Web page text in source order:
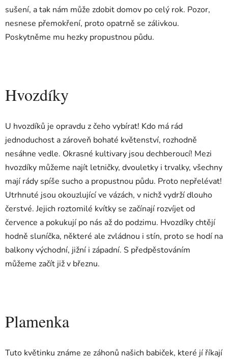
sušení, a tak nám může zdobit domov po celý rok. Pozor,
nesnese přemokření, proto opatrně se zálivkou.
Poskytněme mu hezky propustnou půdu.
Hvozdíky
U hvozdíků je opravdu z čeho vybírat! Kdo má rád
jednoduchost a zároveň bohaté květenství, rozhodně
nesáhne vedle. Okrasné kultivary jsou dechberoucí! Mezi
hvozdíky můžeme najít letničky, dvouletky i trvalky, všechny
mají rády spíše sucho a propustnou půdu. Proto nepřelévat!
Utrhnuté jsou okouzlující ve vázách, v nichž vydrží dlouho
čerstvé. Jejich roztomilé kvítky se začínají rozvíjet od
července a pokukují po nás až do podzimu. Hvozdíky chtějí
hodně sluníčka, některé ale zvládnou i stín, proto se hodí na
balkony východní, jižní i západní. S předpěstováním
můžeme začít již v březnu.
Plamenka
Tuto květinku známe ze záhonů našich babiček, které jí říkají